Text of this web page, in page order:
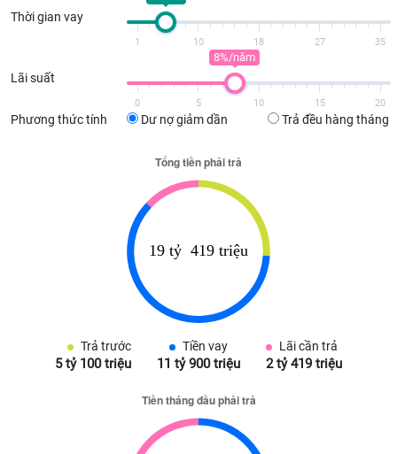
Thời gian vay
1 10 18 27 35
Lãi suất
8%/năm
0 5 10 15 20
Phương thức tính Dư nợ giảm dần Trả đều hàng tháng
Trả trước
5 tỷ 100 triệu
Tiền vay
11 tỷ 900 triệu
Lãi cần trả
2 tỷ 419 triệu